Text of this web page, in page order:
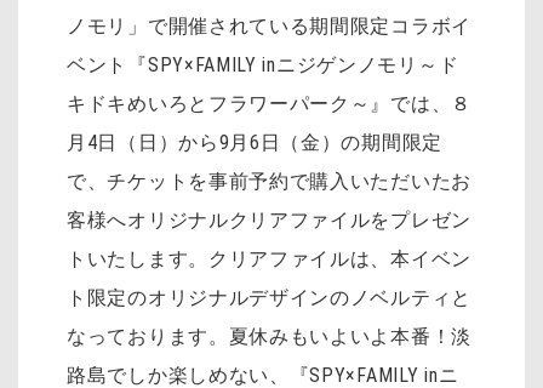
ノモリ」で開催されている期間限定コラボイ
ベント『SPY×FAMILY inニジゲンノモリ～ド
キドキめいろとフラワーパーク～』では、８
月4日（日）から9月6日（金）の期間限定
で、チケットを事前予約で購入いただいたお
客様へオリジナルクリアファイルをプレゼン
トいたします。クリアファイルは、本イベン
ト限定のオリジナルデザインのノベルティと
なっております。夏休みもいよいよ本番！淡
路島でしか楽しめない、『SPY×FAMILY inニ